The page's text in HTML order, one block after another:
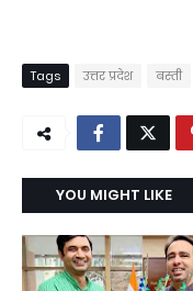
Tags उत्तर प्रदेश बस्ती
YOU MIGHT LIKE